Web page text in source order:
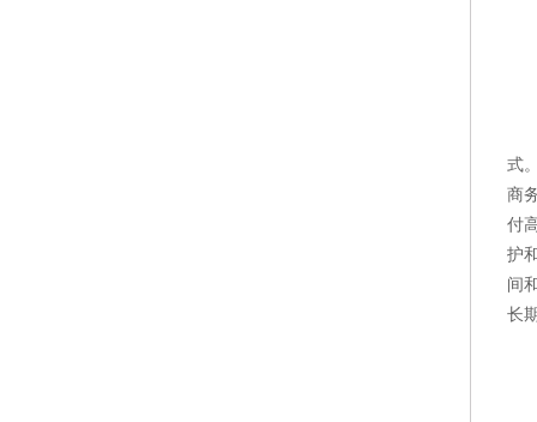
式
商
付
护
间
长